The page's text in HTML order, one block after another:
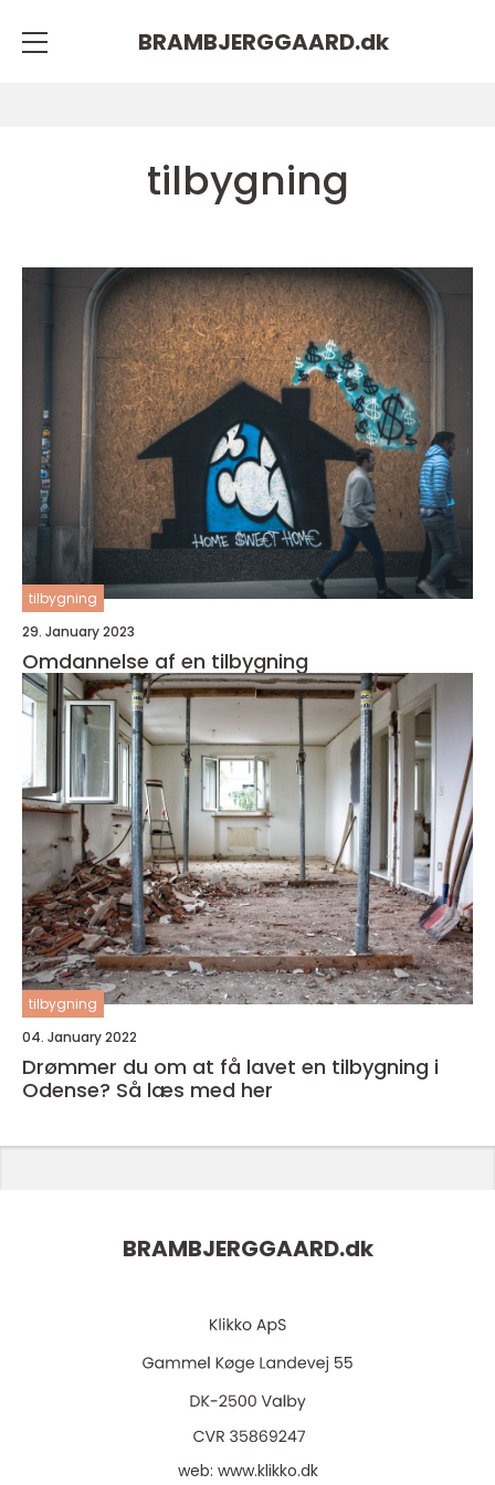
BRAMBJERGGAARD.dk
tilbygning
tilbygning
29. January 2023
Omdannelse af en tilbygning
tilbygning
04. January 2022
Drømmer du om at få lavet en tilbygning i
Odense? Så læs med her
BRAMBJERGGAARD.dk
web: www.klikko.dk